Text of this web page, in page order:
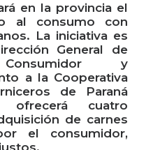
en la provincia el
al consumo con
La iniciativa es
General de
y
a la Cooperativa
de Paraná
cuatro
de carnes
el consumidor,